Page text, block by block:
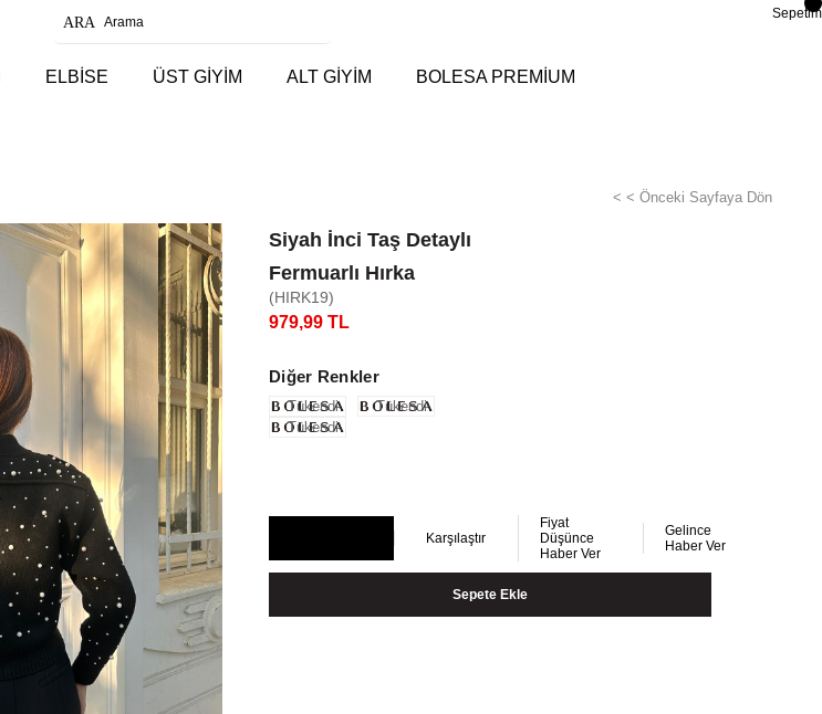
Sepetim
ELBİSE ÜST GİYİM ALT GİYİM BOLESA PREMİUM
< < Önceki Sayfaya Dön
Siyah İnci Taş Detaylı
Fermuarlı Hırka
(HIRK19)
979,99 TL
Diğer Renkler
Tükendi
Tükendi
Tükendi
Karşılaştır
Fiyat
Düşünce
Haber Ver
Gelince
Haber Ver